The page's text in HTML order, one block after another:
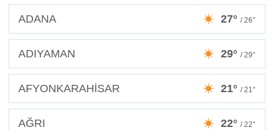
ADANA 27° / 26°
ADIYAMAN 29° / 29°
AFYONKARAHİSAR 21° / 21°
AĞRI 22° / 22°